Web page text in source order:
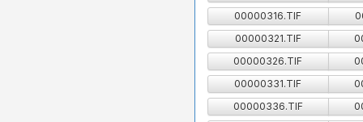
00000316.TIF
00000321.TIF
00000326.TIF
00000331.TIF
00000336.TIF